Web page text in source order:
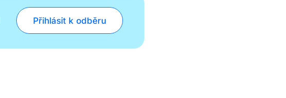
Přihlásit k odběru